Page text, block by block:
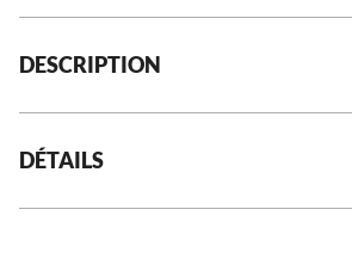
DESCRIPTION
DÉTAILS